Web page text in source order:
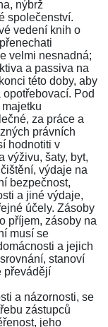
nýbrž
společenství.
vedení knih o
velmi nesnadná;
a passiva na
této doby, aby
Pod
za práce a
právních
hodnotiti v
výživu, šaty, byt,
výdaje na
bezpečnost,
a jiné výdaje,
účely. Zásoby
příjem, zásoby na
musí se
a jejich
stanoví
převádějí
a názornosti, se
zástupců
jeho